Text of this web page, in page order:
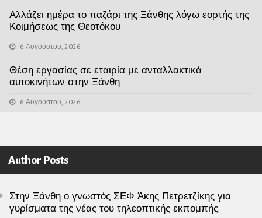
Αλλάζει ημέρα το παζάρι της Ξάνθης λόγω εορτής της
Κοιμήσεως της Θεοτόκου
6 Αυγούστου, 2026
Θέση εργασίας σε εταιρία με ανταλλακτικά
αυτοκινήτων στην Ξάνθη
6 Αυγούστου, 2026
Author Posts
Στην Ξάνθη ο γνωστός ΣΕΦ Άκης Πετρετζίκης για
γυρίσματα της νέας του τηλεοπτικής εκπομπής.